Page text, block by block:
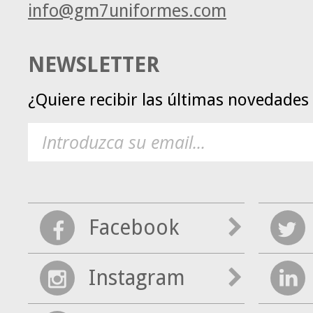
info@gm7uniformes.com
NEWSLETTER
¿Quiere recibir las últimas
Facebook
Instagram